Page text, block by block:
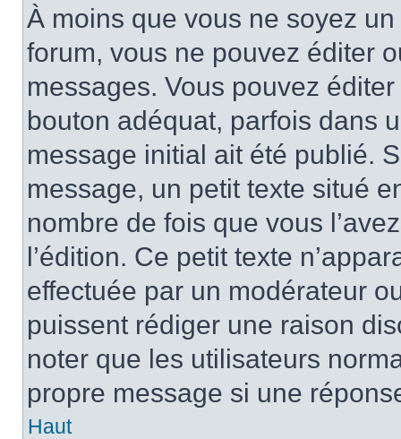
À moins que vous ne soyez
forum, vous ne pouvez éditer
messages. Vous pouvez
bouton adéquat, parfois dans
message initial ait été publié.
message, un petit texte situé
nombre de fois que vous
l’édition. Ce petit texte
effectuée par un modérateur
puissent rédiger une raison
noter que les utilisateurs
propre message si une
Haut